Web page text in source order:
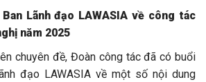
Lãnh đạo LAWASIA về công tác
năm 2025
chuyên đề, Đoàn công tác đã có buổi
đạo LAWASIA về một số nội dung